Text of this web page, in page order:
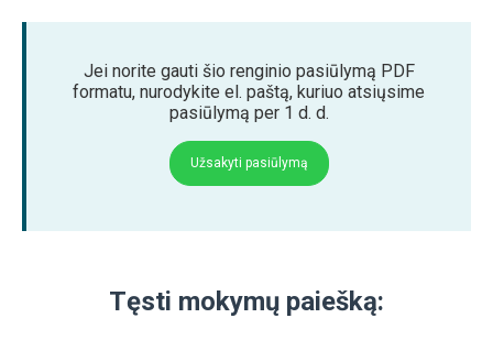
Jei norite gauti šio renginio pasiūlymą PDF
formatu, nurodykite el. paštą, kuriuo atsiųsime
pasiūlymą per 1 d. d.
Užsakyti pasiūlymą
Tęsti mokymų paiešką: